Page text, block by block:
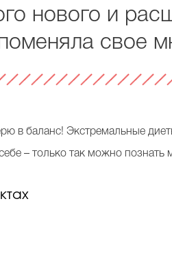
нового и
свое
в баланс! Экстремальные
– только так можно познать